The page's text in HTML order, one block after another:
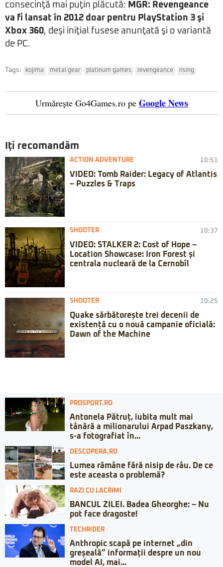
consecinţă mai puţin plăcută: MGR: Revengeance
va fi lansat în 2012 doar pentru PlayStation 3 şi
Xbox 360, deşi iniţial fusese anunţată şi o variantă
de PC.
Tags: kojima metal gear platinum games revengeance rising
Urmărește Go4Games.ro pe Google News
Iți recomandăm
ACTION ADVENTURE 10:51
VIDEO: Tomb Raider: Legacy of Atlantis
– Puzzles & Traps
SHOOTER 10:37
VIDEO: STALKER 2: Cost of Hope –
Location Showcase: Iron Forest și
centrala nucleară de la Cernobîl
SHOOTER 10:25
Quake sărbătorește trei decenii de
existență cu o nouă campanie oficială:
Dawn of the Machine
PROSPORT.RO
Antonela Pătruț, iubita mult mai
tânără a milionarului Arpad Paszkany,
s-a fotografiat în...
DESCOPERA.RO
Lumea rămâne fără nisip de râu. De ce
este aceasta o problemă?
RAZI CU LACRIMI
BANCUL ZILEI. Badea Gheorghe: – Nu
pot face dragoste!
TECHRIDER
Anthropic scapă pe internet „din
greșeală” informații despre un nou
model AI, mai...